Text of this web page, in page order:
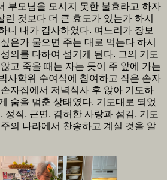
부모님을 모시지 못한 불효라고 하자
린 것보다 더 큰 효도가 있는가 하시
니 내가 감사하였다. 며느리가 장보
은가 물으면 주는 대로 먹는다 하시
의를 다하여 섬기게 된다. 그의 기도
고 죽을 때는 자는 듯이 주 앞에 가는
사학위 수여식에 참여하고 작은 손자
자집에서 저녁식사 후 앉아 기도하
숨을 멈춘 상태였다. 기도대로 되었
정직, 근면, 겸허한 사랑과 섬김, 기도
의 나라에서 찬송하고 계실 것을 알